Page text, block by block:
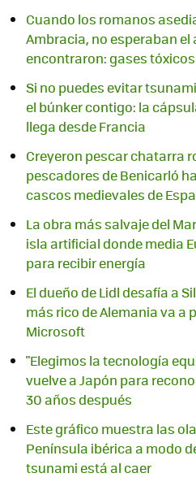
Cuando los romanos
Ambracia, no esperaban el
encontraron: gases tóxicos
Si no puedes evitar
el búnker contigo: la
llega desde Francia
Creyeron pescar chatarra
pescadores de Benicarló
cascos medievales de
La obra más salvaje del
isla artificial donde media
para recibir energía
El dueño de Lidl desafía a
más rico de Alemania va a
Microsoft
"Elegimos la tecnología
vuelve a Japón para
30 años después
Este gráfico muestra las
Península ibérica a modo
tsunami está al caer